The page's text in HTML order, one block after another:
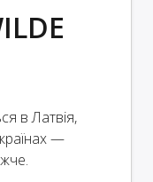
в Латвія,
—